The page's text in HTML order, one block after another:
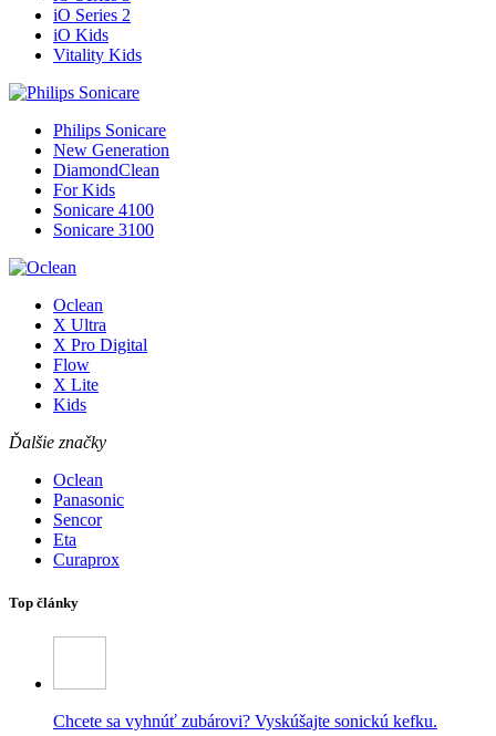
iO Series 2
iO Kids
Vitality Kids
Philips Sonicare
New Generation
DiamondClean
For Kids
Sonicare 4100
Sonicare 3100
Oclean
X Ultra
X Pro Digital
Flow
X Lite
Kids
Ďalšie značky
Oclean
Panasonic
Sencor
Eta
Curaprox
Top články
Chcete sa vyhnúť zubárovi? Vyskúšajte sonickú kefku.